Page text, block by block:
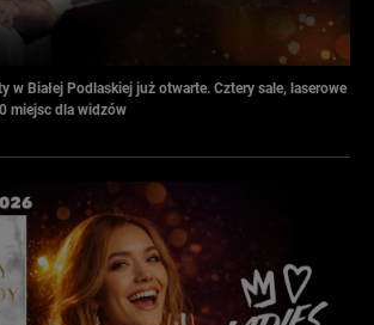
w Białej Podlaskiej już otwarte. Cztery sale, laserowe
miejsc dla widzów